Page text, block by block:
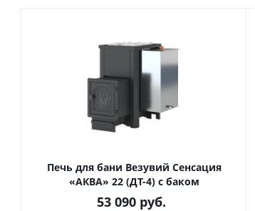
Печь для бани Везувий Сенсация
«АКВА» 22 (ДТ-4) с баком
53 090 руб.